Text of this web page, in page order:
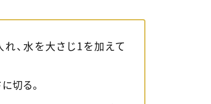
、水を大さじ1を加えて
切る。